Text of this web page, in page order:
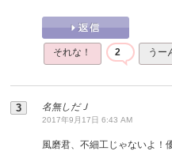
それな！ 2 うー
名無しだＪ
2017年9月17日 6:43 AM
風磨君、不細工じゃないよ！